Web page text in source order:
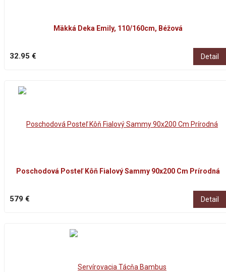
Mäkká Deka Emily, 110/160cm, Béžová
32.95 € Detail
Poschodová Posteľ Kôň Fialový Sammy 90x200 Cm Prírodná
579 € Detail